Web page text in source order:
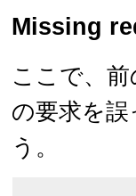
Missing
ここで、
の要求を
う。